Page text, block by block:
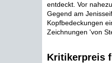
entdeckt. Vor
Gegend am
Kopfbedeckungen
Zeichnungen 'von
Kritikerpreis